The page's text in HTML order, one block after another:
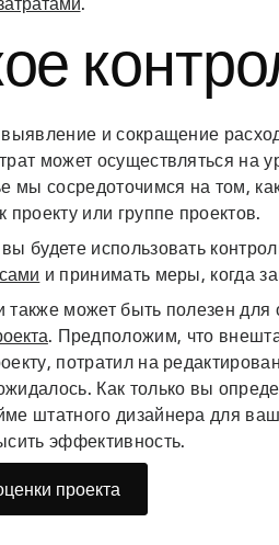
выявление и сокращение
может осуществляться на
мы сосредоточимся на том,
проекту или группе проектов.
будете использовать
и принимать меры, когда
также может быть полезен для
. Предположим, что
потратил на
Как только вы
штатного дизайнера для
эффективность.
проекта